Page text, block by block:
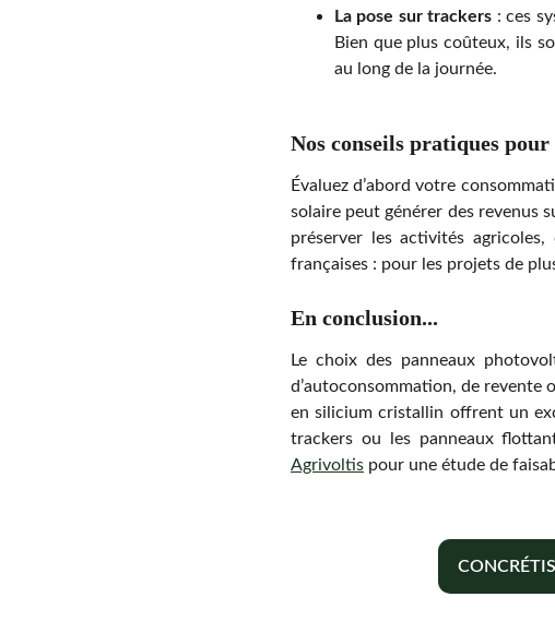
La pose sur trackers : ces
Bien que plus coûteux, ils
au long de la journée.
En conclusion...
Le choix des panneaux
d’autoconsommation, de revente
en silicium cristallin offrent un
trackers ou les panneaux
Agrivoltispour une étude de
Nos conseils pratiques
Évaluez d’abord votre
solaire peut générer des revenus
préserver les activités
françaises : pour les projets de